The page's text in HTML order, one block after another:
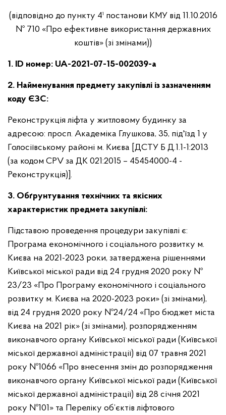
(відповідно до пункту 4¹ постанови КМУ від 11.10.2016
№ 710 «Про ефективне використання державних
коштів» (зі змінами))
1. ID номер: UA-2021-07-15-002039-a
2. Найменування предмету закупівлі із зазначенням
коду ЄЗС:
Реконструкція ліфта у житловому будинку за
адресою: просп. Академіка Глушкова, 35, під'їзд 1 у
Голосіївському районі м. Києва [ДСТУ Б Д.1.1-1:2013
(за кодом CPV за ДК 021:2015 – 45454000-4 -
Реконструкція)].
3. Обґрунтування технічних та якісних
характеристик предмета закупівлі:
Підставою проведення процедури закупівлі є:
Програма економічного і соціального розвитку м.
Києва на 2021-2023 роки, затверджена рішеннями
Київської міської ради від 24 грудня 2020 року №
23/23 «Про Програму економічного і соціального
розвитку м. Києва на 2020-2023 роки» (зі змінами),
від 24 грудня 2020 року №24/24 «Про бюджет міста
Києва на 2021 рік» (зі змінами), розпорядженням
виконавчого органу Київської міської ради (Київської
міської державної адміністрації) від 07 травня 2021
року №1066 «Про внесення змін до розпорядження
виконавчого органу Київської міської ради (Київської
міської державної адміністрації) від 28 січня 2021
року №101» та Переліку об’єктів ліфтового